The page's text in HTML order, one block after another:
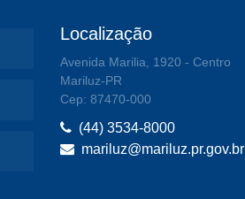
Localização
Avenida Marilia, 1920 - Centro
Mariluz-PR
Cep: 87470-000
(44) 3534-8000
mariluz@mariluz.pr.gov.br